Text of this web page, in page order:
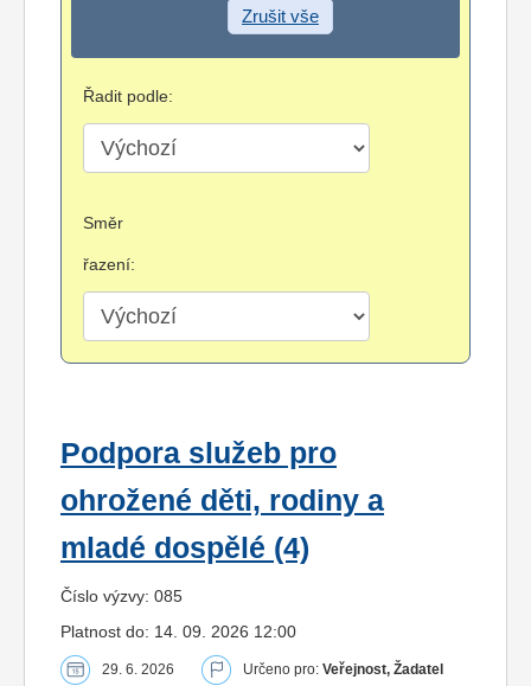
Zrušit vše
Řadit podle:
Směr
řazení:
Podpora služeb pro
ohrožené děti, rodiny a
mladé dospělé (4)
Číslo výzvy: 085
Platnost do: 14. 09. 2026 12:00
29. 6. 2026 Určeno pro: Veřejnost, Žadatel